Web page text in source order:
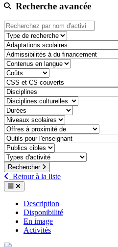
Recherche avancée
Type de recherche
adaptation-scolaire
admissibilite-a-du-financement
contenu-en-langue
cout
css-et-cs-couvert
discipline
discipline-culturelle
duree
niveaux-scolaires
offre-a-proximite-de
outil-pour-lenseignant
public-cible
type-dactivite
Rechercher
Retour à la liste
Description
Disponibilité
En image
Activités